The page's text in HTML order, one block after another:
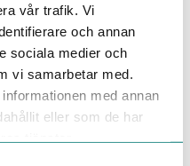
vår trafik. Vi
och annan
sociala medier och
vi samarbetar med.
med annan
eller som de har
strategiska beslut
planering i en
konkreta idéer från andra